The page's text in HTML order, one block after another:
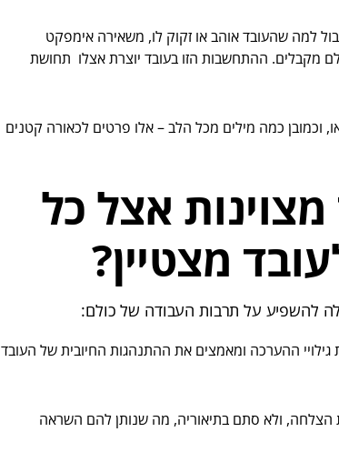
למה שהעובד אוהב או זקוק לו, משאירה אימפקט
מקבלים. ההתחשבות הזו בעובד יוצרת אצלו תחושת
וכמובן כמה מילים מכל הלב – אלו פרטים לכאורה קטנים
אצל כל
מצטיין?
להשפיע על תרבות העבודה של כולם:
גילויי ההערכה ומאמצים את ההתנהגות החיובית של העובד
הצלחה, ולא סתם בתיאוריה, מה שנותן להם השראה